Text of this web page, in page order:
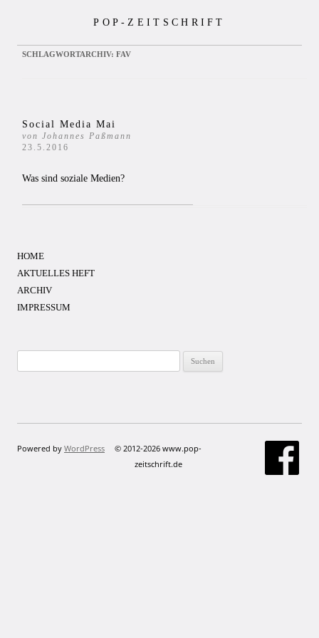
POP-ZEITSCHRIFT
SCHLAGWORTARCHIV: FAV
Social Media Mai
von Johannes Paßmann
23.5.2016
Was sind soziale Medien?
HOME
AKTUELLES HEFT
ARCHIV
IMPRESSUM
nach:
Powered by WordPress
© 2012-2026 www.pop-
zeitschrift.de